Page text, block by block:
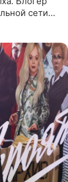
сети